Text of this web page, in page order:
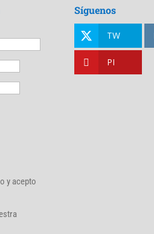
y acepto
Síguenos
TW
PI